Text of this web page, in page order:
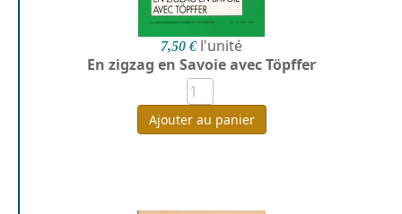
7,50 € l'unité
En zigzag en Savoie avec Töpffer
Ajouter au panier